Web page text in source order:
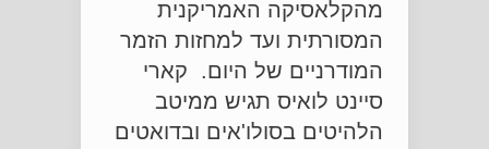
מהקלאסיקה האמריקנית
המסורתית ועד למחזות הזמר
המודרניים של היום. קארי
סיינט לואיס תגיש ממיטב
הלהיטים בסולו'אים ובדואטים